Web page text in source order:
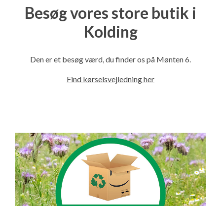
Besøg vores store butik i
Kolding
Den er et besøg værd, du finder os på Mønten 6.
Find kørselsvejledning her